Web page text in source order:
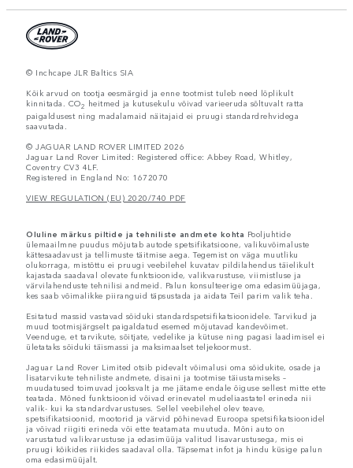
© Inchcape JLR Baltics SIA
Kõik arvud on tootja eesmärgid ja enne tootmist tuleb need lõplikult
kinnitada. CO2 heitmed ja kutusekulu võivad varieeruda sõltuvalt ratta
paigaldusest ning madalamaid näitajaid ei pruugi standardrehvidega
saavutada.
© JAGUAR LAND ROVER LIMITED 2026
Jaguar Land Rover Limited: Registered office: Abbey Road, Whitley,
Coventry CV3 4LF.
Registered in England No: 1672070
VIEW REGULATION (EU) 2020/740 PDF
Oluline märkus piltide ja tehniliste andmete kohta Pooljuhtide
ülemaailmne puudus mõjutab autode spetsifikatsioone, valikuvõimaluste
kättesaadavust ja tellimuste täitmise aega. Tegemist on väga muutliku
olukorraga, mistõttu ei pruugi veebilehel kuvatav pildilahendus täielikult
kajastada saadaval olevate funktsioonide, valikvarustuse, viimistluse ja
värvilahenduste tehnilisi andmeid. Palun konsulteerige oma edasimüüjaga,
kes saab võimalikke piiranguid täpsustada ja aidata Teil parim valik teha.
Esitatud massid vastavad sõiduki standardspetsifikatsioonidele. Tarvikud ja
muud tootmisjärgselt paigaldatud esemed mõjutavad kandevõimet.
Veenduge, et tarvikute, sõitjate, vedelike ja kütuse ning pagasi laadimisel ei
ületataks sõiduki täismassi ja maksimaalset teljekoormust.
Jaguar Land Rover Limited otsib pidevalt võimalusi oma sõidukite, osade ja
lisatarvikute tehniliste andmete, disaini ja tootmise täiustamiseks –
muudatused toimuvad jooksvalt ja me jätame endale õiguse sellest mitte ette
teatada. Mõned funktsioonid võivad erinevatel mudeliaastatel erineda nii
valik- kui ka standardvarustuses. Sellel veebilehel olev teave,
spetsifikatsioonid, mootorid ja värvid põhinevad Euroopa spetsifikatsioonidel
ja võivad riigiti erineda või ette teatamata muutuda. Mõni auto on
varustatud valikvarustuse ja edasimüüja valitud lisavarustusega, mis ei
pruugi kõikides riikides saadaval olla. Täpsemat infot ja hindu küsige palun
oma edasimüüjalt.